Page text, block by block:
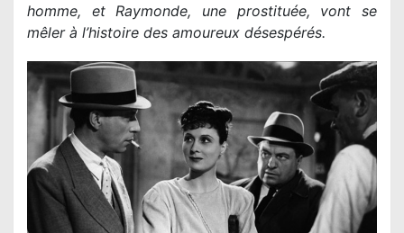
homme, et Raymonde, une prostituée, vont se
mêler à l’histoire des amoureux désespérés.